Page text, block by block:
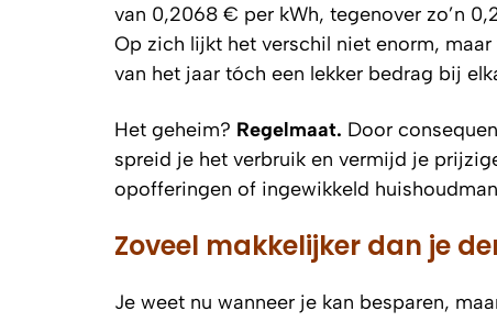
van 0,2068 € per kWh, tegenover zo’n
Op zich lijkt het verschil niet enorm,
van het jaar tóch een lekker bedrag bij
Het geheim? Regelmaat. Door
spreid je het verbruik en vermijd je
opofferingen of ingewikkeld
Zoveel makkelijker dan je
Je weet nu wanneer je kan besparen,